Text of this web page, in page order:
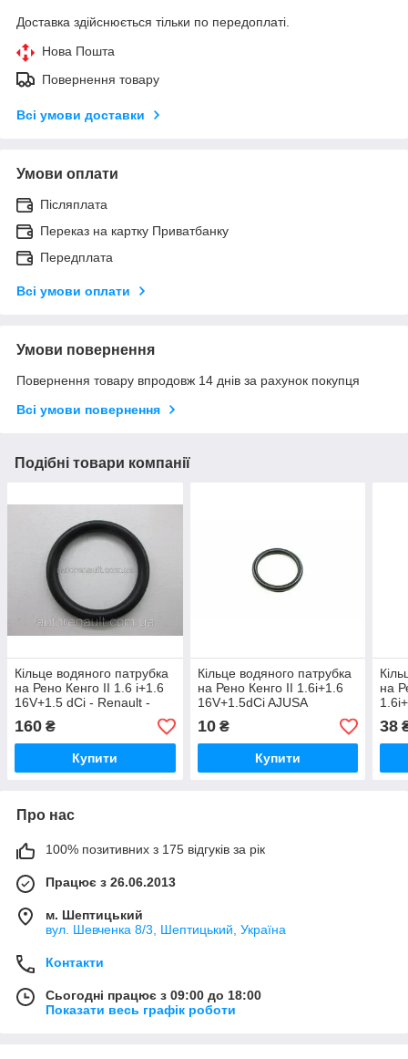
Доставка здійснюється тільки по передоплаті.
Нова Пошта
Повернення товару
Всі умови доставки
Умови оплати
Післяплата
Переказ на картку Приватбанку
Передплата
Всі умови оплати
Умови повернення
Повернення товару впродовж 14 днів за рахунок покупця
Всі умови повернення
Подібні товари компанії
Кільце водяного патрубка
на Рено Кенго II 1.6 i+1.6
16V+1.5 dCi - Renault -
7703065311
160 ₴
Купити
Кільце водяного патрубка
на Рено Кенго II 1.6i+1.6
16V+1.5dCi AJUSA
(Іспанія) 16019600
10₴
Купити
на
38
Про нас
100% позитивних з 175 відгуків за рік
Працює з 26.06.2013
м. Шептицький
вул. Шевченка 8/3, Шептицький, Україна
Контакти
Сьогодні працює з 09:00 до 18:00
Показати весь графік роботи